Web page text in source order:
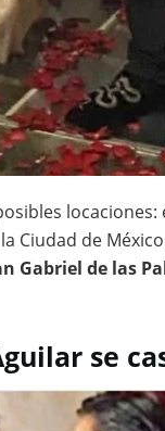
locaciones:
Ciudad de
Gabriel de las
se